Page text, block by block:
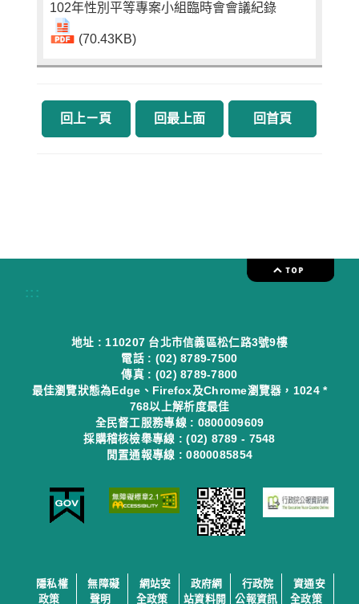
102年性別平等專案小組臨時會會議紀錄
(70.43KB)
回上ㄧ頁 回最上面 回首頁
:::
地址 : 110207 台北市信義區松仁路3號9樓
電話 : (02) 8789-7500
傳真 : (02) 8789-7800
最佳瀏覽狀態為Edge、Firefox及Chrome瀏覽器，1024 *
768以上解析度最佳
全民督工服務專線 : 0800009609
採購稽核檢舉專線 : (02) 8789 - 7548
閒置通報專線 : 0800085854
隱私權
政策
無障礙
聲明
網站安
全政策
政府網
站資料開
行政院
公報資訊
資通安
全政策